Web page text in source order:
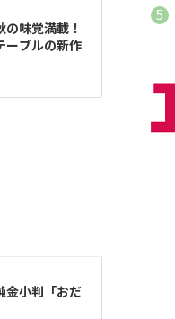
味覚満載！
ーブルの新作
金小判「おだ